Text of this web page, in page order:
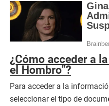
¿Cómo acceder a
el Hombro”?
Para acceder a la
seleccionar el tipo de